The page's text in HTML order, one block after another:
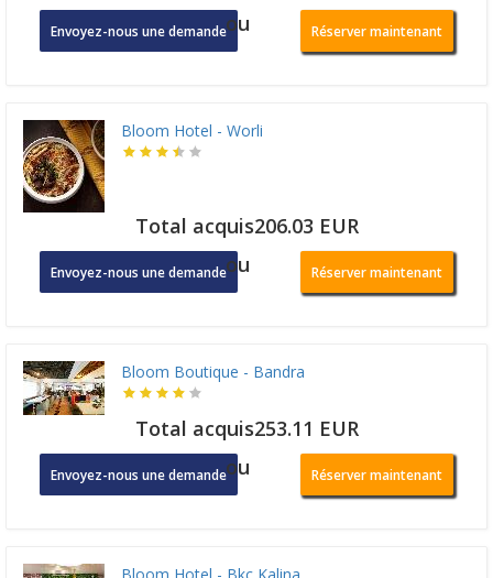
Envoyez-nous une demandeou Réserver maintenant
Bloom Hotel - Worli
Total acquis206.03 EUR
Envoyez-nous une demandeou Réserver maintenant
Bloom Boutique - Bandra
Total acquis253.11 EUR
Envoyez-nous une demandeou Réserver maintenant